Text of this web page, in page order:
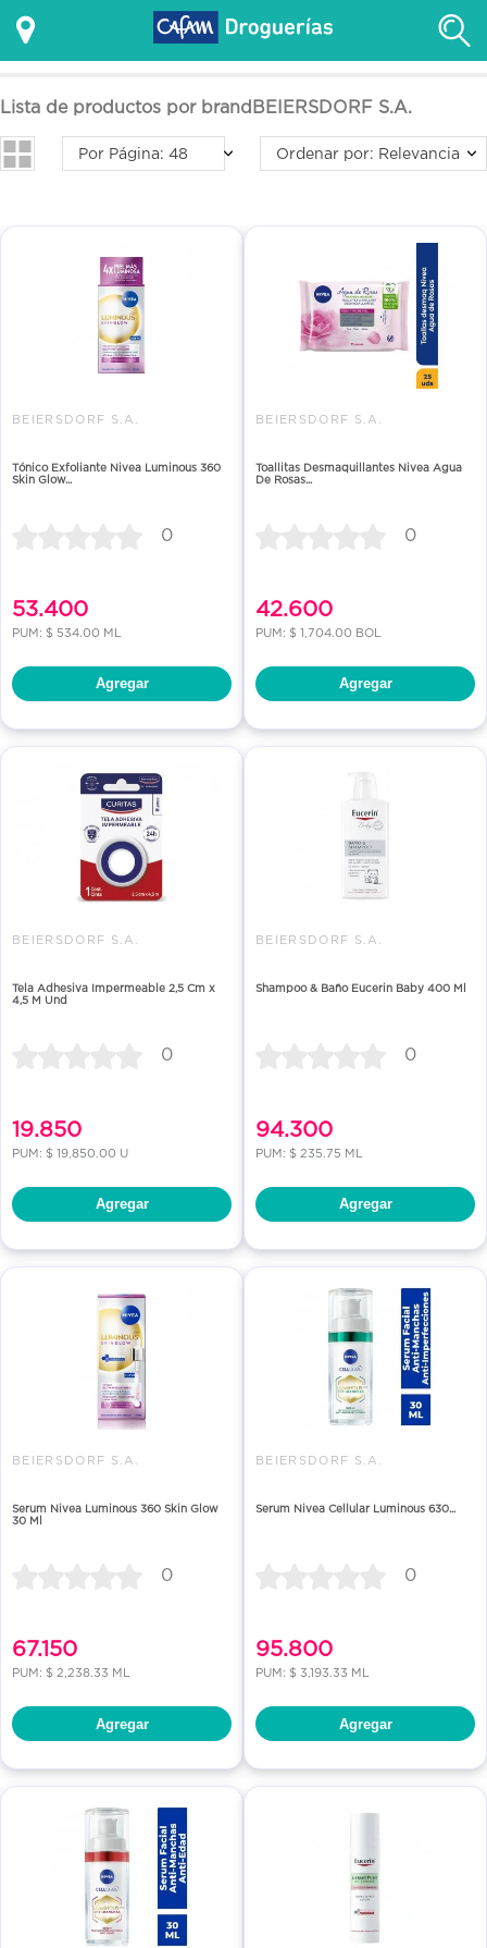
Lista de productos por brandBEIERSDORF S.A.
Por Página: 48 Ordenar por: Relevancia
BEIERSDORF S.A.
Tónico Exfoliante Nivea Luminous 360
Skin Glow...
0
53.400
PUM: $ 534.00 ML
Agregar
BEIERSDORF S.A.
Toallitas Desmaquillantes Nivea Agua
De Rosas...
0
42.600
PUM: $ 1,704.00 BOL
Agregar
BEIERSDORF S.A.
Tela Adhesiva Impermeable 2,5 Cm x
4,5 M Und
0
19.850
PUM: $ 19,850.00 U
Agregar
BEIERSDORF S.A.
Shampoo & Baño Eucerin Baby 400 Ml
0
94.300
PUM: $ 235.75 ML
Agregar
BEIERSDORF S.A.
Serum Nivea Luminous 360 Skin Glow
30 Ml
0
67.150
PUM: $ 2,238.33 ML
Agregar
BEIERSDORF S.A.
Serum Nivea Cellular Luminous 630...
0
95.800
PUM: $ 3,193.33 ML
Agregar